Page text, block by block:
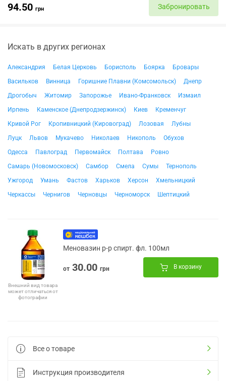
94.50 грн Забронировать
Искать в других регионах
Александрия Белая Церковь Борисполь Боярка
Бровары
Васильков
Винница Горишние Плавни (Комсомольск)
Днепр
Дрогобыч
Житомир Запорожье Ивано-Франковск
Измаил
Ирпень
Каменское (Днепродзержинск) Киев
Кременчуг
Кривой Рог
Кропивницкий (Кировоград) Лозовая
Лубны
Луцк
Львов Мукачево Николаев Никополь
Обухов
Одесса
Павлоград Первомайск Полтава
Ровно
Самарь (Новомосковск)
Самбор Смела Сумы
Тернополь
Ужгород
Умань Фастов Харьков Херсон
Хмельницкий
Черкассы
Чернигов Черновцы Черноморск Шептицкий
Внешний вид товара
может отличаться от
фотографии
Меновазин р-р спирт. фл. 100мл
от 30.00 грн В корзину
Все о товаре
Инструкция производителя